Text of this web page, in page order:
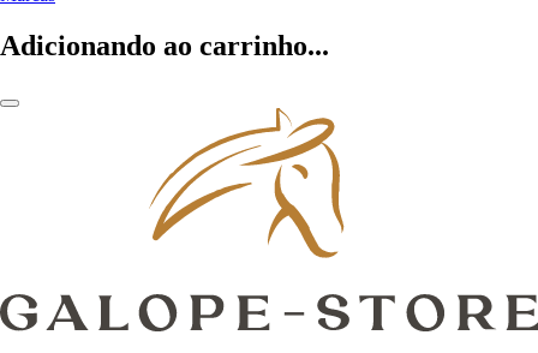
Adicionando ao carrinho...